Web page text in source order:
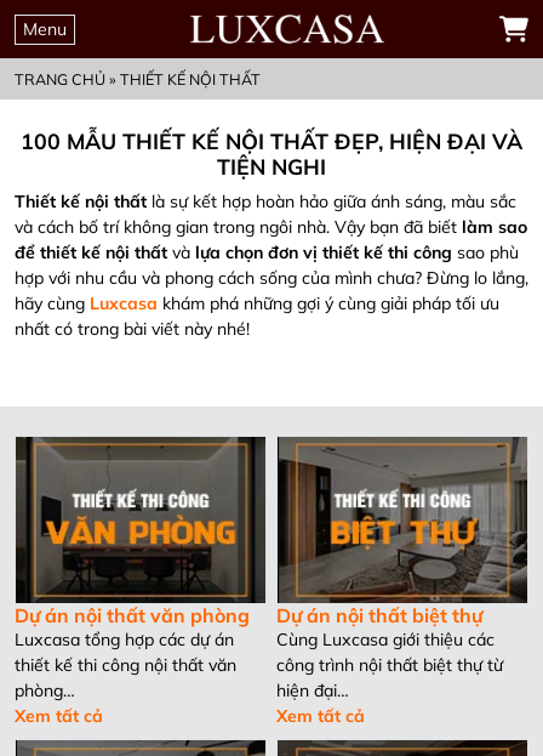
Menu
TRANG CHỦ » THIẾT KẾ NỘI THẤT
100 MẪU THIẾT KẾ NỘI THẤT ĐẸP, HIỆN ĐẠI VÀ
TIỆN NGHI
Thiết kế nội thất là sự kết hợp hoàn hảo giữa ánh sáng, màu sắc
và cách bố trí không gian trong ngôi nhà. Vậy bạn đã biết làm sao
để thiết kế nội thấtvà lựa chọn đơn vị thiết kế thi công sao phù
hợp với nhu cầu và phong cách sống của mình chưa? Đừng lo lắng,
hãy cùng Luxcasa khám phá những gợi ý cùng giải pháp tối ưu
nhất có trong bài viết này nhé!
Dự án nội thất văn phòng
Luxcasa tổng hợp các dự án
thiết kế thi công nội thất văn
phòng…
Xem tất cả
Dự án nội thất biệt thự
Cùng Luxcasa giới thiệu các
công trình nội thất biệt thự từ
hiện đại…
Xem tất cả